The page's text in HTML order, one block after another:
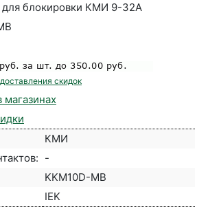
для блокировки КМИ 9-32А
скидок
магазинах
КМИ
-
KKM10D-MB
IEK